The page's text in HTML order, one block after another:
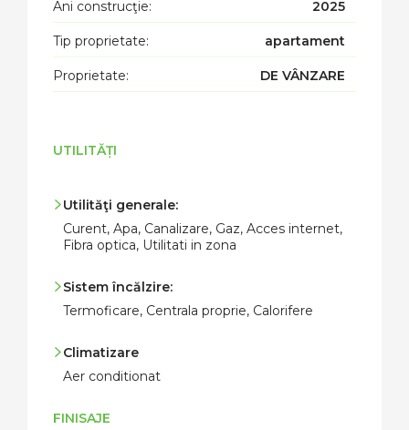
Ani construcţie: 2025
Tip proprietate: apartament
Proprietate: DE VÂNZARE
UTILITĂȚI
Utilităţi generale:
Curent, Apa, Canalizare, Gaz, Acces internet,
Fibra optica, Utilitati in zona
Sistem încălzire:
Termoficare, Centrala proprie, Calorifere
Climatizare
Aer conditionat
FINISAJE